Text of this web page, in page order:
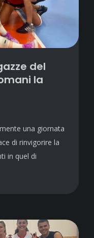
del
la
una giornata
di rinvigorire la
in quel di